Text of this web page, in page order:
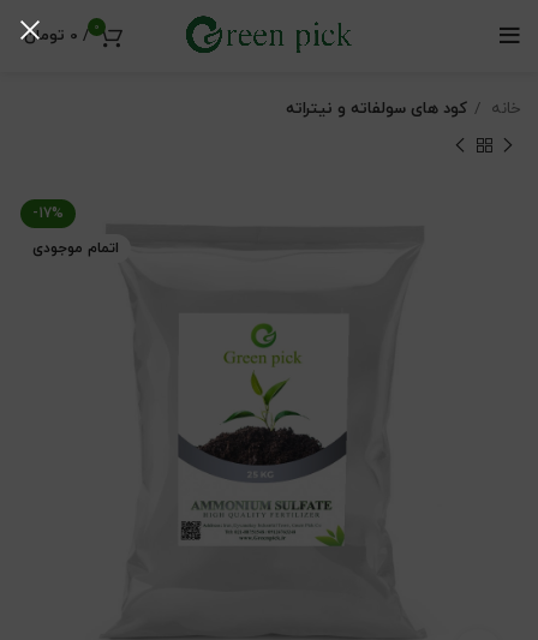
0
/
0 تومان
خانه کود های سولفاته و نیتراته
-17%
اتمام موجودی